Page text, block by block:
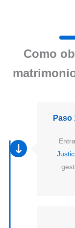
Como
Paso